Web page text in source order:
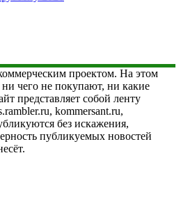
проектом. На этом
чего не покупают, ни какие
представляет собой ленту
kommersant.ru,
без искажения,
публикуемых новостей